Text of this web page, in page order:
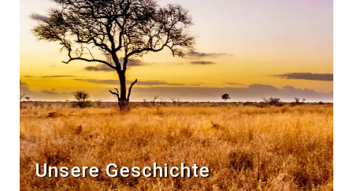
Unsere Geschichte